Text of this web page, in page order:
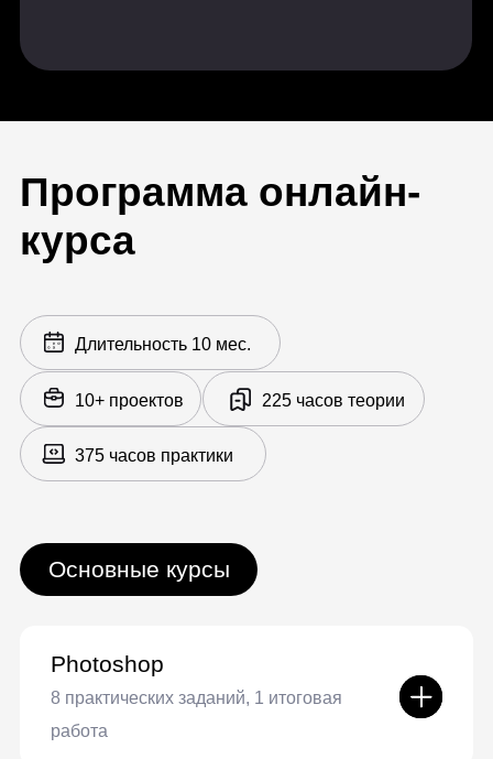
Анимация рига
3D-моделирование в Maya
14 практических заданий, 1 итоговая
UV — создание развертки
Бейк в Marmoset Toolbag
Практика текстурирования
ААА-пайплайне
Создание high poly, low poly и mid
poly в Maya
Создание UV и Bake
Текстурирование